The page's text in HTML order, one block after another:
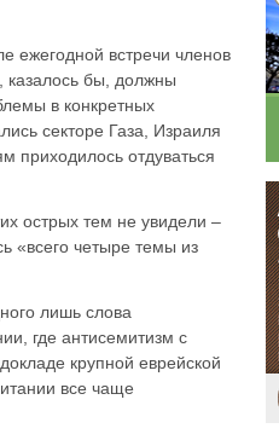
ежегодной встречи членов
казалось бы, должны
в конкретных
секторе Газа, Израиля
приходилось отдуваться
острых тем не увидели –
«всего четыре темы из
лишь слова
где антисемитизм с
крупной еврейской
все чаще